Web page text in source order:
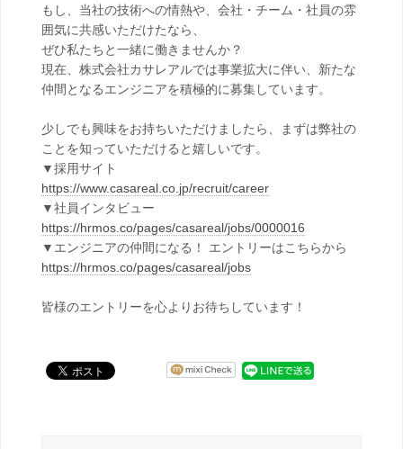
もし、当社の技術への情熱や、会社・チーム・社員の雰
囲気に共感いただけたなら、
ぜひ私たちと一緒に働きませんか？
現在、株式会社カサレアルでは事業拡大に伴い、新たな
仲間となるエンジニアを積極的に募集しています。
少しでも興味をお持ちいただけましたら、まずは弊社の
ことを知っていただけると嬉しいです。
▼採用サイト
https://www.casareal.co.jp/recruit/career
▼社員インタビュー
https://hrmos.co/pages/casareal/jobs/0000016
▼エンジニアの仲間になる！ エントリーはこちらから
https://hrmos.co/pages/casareal/jobs
皆様のエントリーを心よりお待ちしています！